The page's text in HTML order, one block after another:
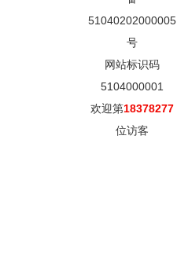
51040202000005
号
网站标识码
5104000001
欢迎第18378277
位访客